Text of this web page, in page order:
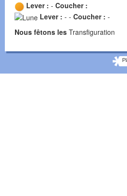
Lever : - Coucher :
Lever : - - Coucher : -
Nous fêtons les Transfiguration